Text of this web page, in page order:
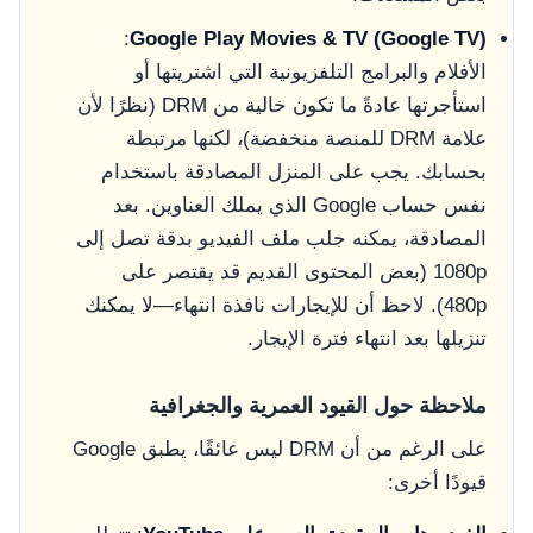
Google Play Movies & TV (Google TV)
:
الأفلام والبرامج التلفزيونية التي اشتريتها أو
استأجرتها عادةً ما تكون خالية من DRM (نظرًا لأن
علامة DRM للمنصة منخفضة)، لكنها مرتبطة
بحسابك. يجب على المنزل المصادقة باستخدام
نفس حساب Google الذي يملك العناوين. بعد
المصادقة، يمكنه جلب ملف الفيديو بدقة تصل إلى
1080p (بعض المحتوى القديم قد يقتصر على
480p). لاحظ أن للإيجارات نافذة انتهاء—لا يمكنك
تنزيلها بعد انتهاء فترة الإيجار.
ملاحظة حول القيود العمرية والجغرافية
على الرغم من أن DRM ليس عائقًا، يطبق Google
قيودًا أخرى: